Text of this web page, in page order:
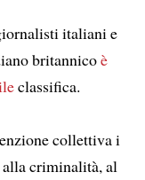
italiani e
britannicoè
classifica.
collettiva i
criminalità, al